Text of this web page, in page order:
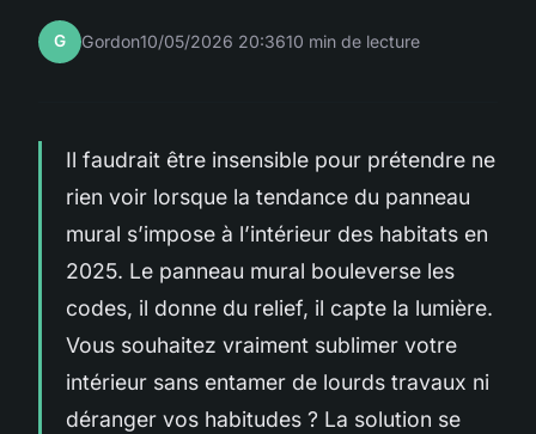
G Gordon10/05/2026 20:3610 min de lecture
Il faudrait être insensible pour prétendre ne
rien voir lorsque la tendance du panneau
mural s’impose à l’intérieur des habitats en
2025. Le panneau mural bouleverse les
codes, il donne du relief, il capte la lumière.
Vous souhaitez vraiment sublimer votre
intérieur sans entamer de lourds travaux ni
déranger vos habitudes ? La solution se